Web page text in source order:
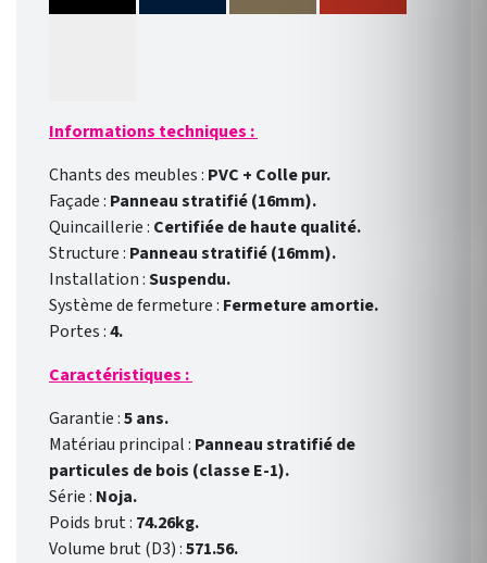
Informations techniques :
Chants des meubles : PVC + Colle pur.
Façade : Panneau stratifié (16mm).
Quincaillerie : Certifiée de haute qualité.
Structure : Panneau stratifié (16mm).
Installation :Suspendu.
Système de fermeture : Fermeture amortie.
Portes :4.
Caractéristiques :
Garantie :5 ans.
Matériau principal : Panneau stratifié de
particules de bois (classe E-1).
Série : Noja.
Poids brut : 74.26kg.
Volume brut (D3) :571.56.